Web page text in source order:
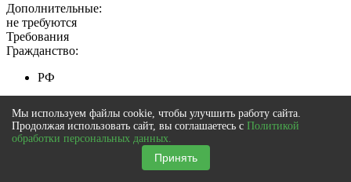
Дополнительные:
не требуются
Требования
Гражданство:
РФ
Постоянная
Временная
Мы используем файлы cookie, чтобы улучшить работу сайта.
Продолжая использовать сайт, вы соглашаетесь с Политикой
обработки персональных данных.
Принять